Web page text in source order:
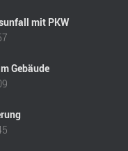
mit PKW
Gebäude